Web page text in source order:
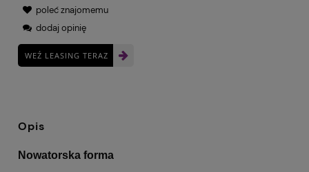
poleć znajomemu
dodaj opinię
WEŹ LEASING TERAZ
Opis
Nowatorska forma